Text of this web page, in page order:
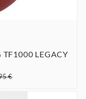
TF1000 LEGACY
€